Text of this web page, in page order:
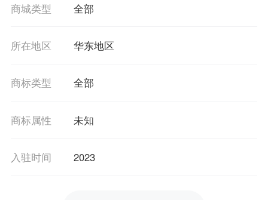
商城类型 全部
所在地区 华东地区
商标类型 全部
商标属性 未知
入驻时间 2023